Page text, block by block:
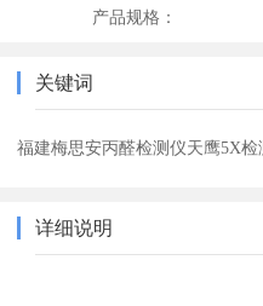
产品规格：
关键词
福建梅思安丙醛检测仪天鹰5X检
详细说明